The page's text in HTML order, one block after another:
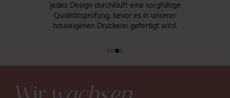
Jedes Design durchläuft eine sorgfältige
Qualitätsprüfung, bevor es in unserer
hauseigenen Druckerei gefertigt wird.